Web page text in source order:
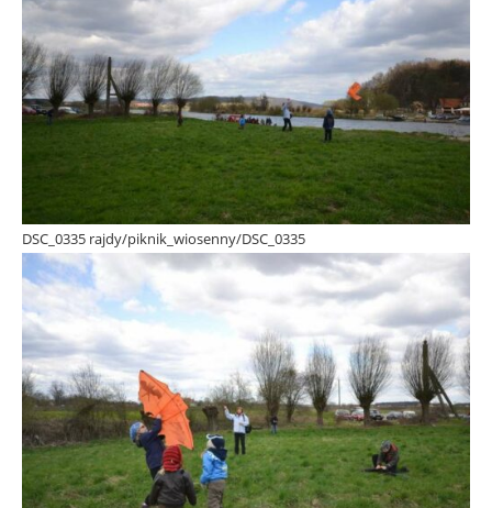
DSC_0335 rajdy/piknik_wiosenny/DSC_0335